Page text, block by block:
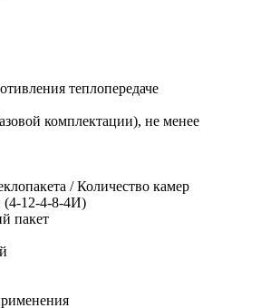
теплопередаче
комплектации), не менее
/ Количество камер
(4-12-4-8-4И)
пакет